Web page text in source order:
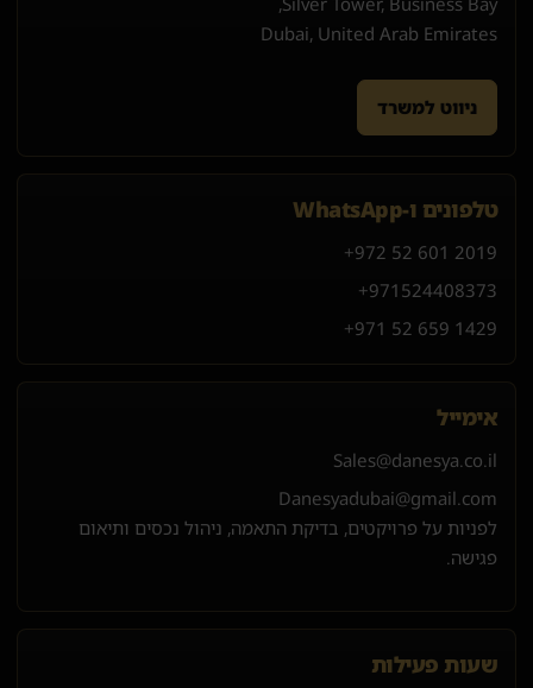
Dubai, United Arab Emirates
ניווט למשרד
טלפונים ו-WhatsApp
+972 52 601 2019
+971 524408373
+971 52 659 1429
אימייל
Sales@danesya.co.il
Danesyadubai@gmail.com
לפניות על פרויקטים, בדיקת התאמה, ניהול נכסים ותיאום
פגישה.
שעות פעילות